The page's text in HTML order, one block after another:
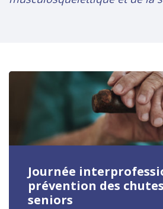
Journée
prévention des
seniors